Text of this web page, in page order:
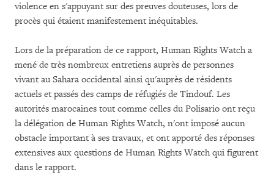
violence en s'appuyant sur des preuves douteuses, lors de
procès qui étaient manifestement inéquitables.
Lors de la préparation de ce rapport, Human Rights Watch a
mené de très nombreux entretiens auprès de personnes
vivant au Sahara occidental ainsi qu'auprès de résidents
actuels et passés des camps de réfugiés de Tindouf. Les
autorités marocaines tout comme celles du Polisario ont reçu
la délégation de Human Rights Watch, n'ont imposé aucun
obstacle important à ses travaux, et ont apporté des réponses
extensives aux questions de Human Rights Watch qui figurent
dans le rapport.